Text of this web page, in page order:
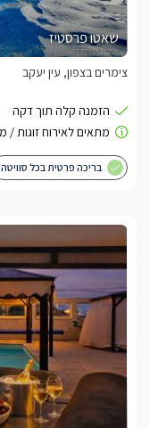
מרכך וסבונים.
ארוחות
-לחצו כאן
שאטו פרסטיז
צימרים בצפון, עין יעקב
בריכה פרטית בכל סוויטה